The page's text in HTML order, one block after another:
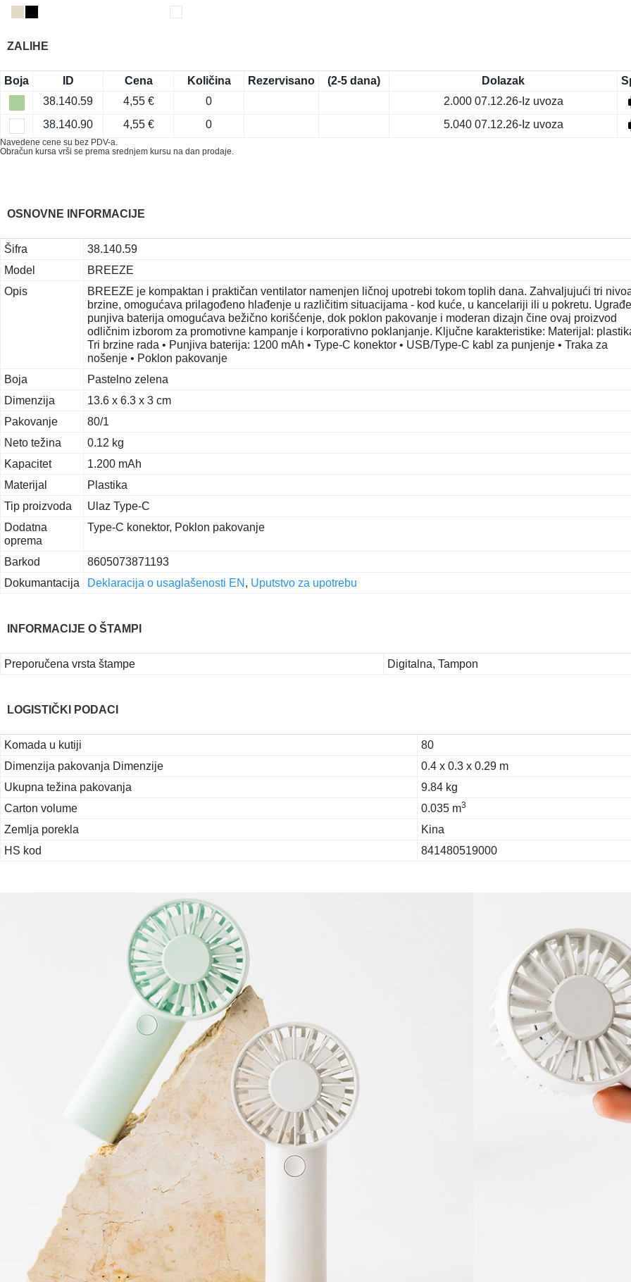
ZALIHE
Boja ID Cena Količina Rezervisano (2-5 dana) Dolazak
38.140.59
4,55 € 0 2.000 07.12.26-Iz uvoza
38.140.90
4,55 € 0 5.040 07.12.26-Iz uvoza
Navedene cene su bez PDV-a.
Obračun kursa vrši se prema srednjem kursu na dan prodaje.
OSNOVNE INFORMACIJE
Šifra
38.140.59
Model
BREEZE
Opis
BREEZE je kompaktan i praktičan ventilator namenjen ličnoj upotrebi tokom toplih dana. Zahvaljujući tri
brzine, omogućava prilagođeno hlađenje u različitim situacijama - kod kuće, u kancelariji ili u pokretu.
punjiva baterija omogućava bežično korišćenje, dok poklon pakovanje i moderan dizajn čine ovaj proizvod
odličnim izborom za promotivne kampanje i korporativno poklanjanje. Ključne karakteristike: Materijal:
Tri brzine rada • Punjiva baterija: 1200 mAh • Type-C konektor • USB/Type-C kabl za punjenje • Traka za
nošenje • Poklon pakovanje
Boja
Pastelno zelena
Dimenzija
13.6 x 6.3 x 3 cm
Pakovanje
80/1
Neto težina
0.12 kg
Kapacitet
1.200 mAh
Materijal
Plastika
Tip proizvoda
Ulaz Type-C
Dodatna
oprema
Type-C konektor, Poklon pakovanje
Barkod
8605073871193
Dokumantacija
Deklaracija o usaglašenosti EN , Uputstvo za upotrebu
INFORMACIJE O ŠTAMPI
Preporučena vrsta štampe Digitalna, Tampon
LOGISTIČKI PODACI
Komada u kutiji
80
Dimenzija pakovanja Dimenzije
0.4 x 0.3 x 0.29 m
Ukupna težina pakovanja
9.84 kg
Carton volume
0.035 m3
Zemlja porekla
Kina
HS kod
841480519000